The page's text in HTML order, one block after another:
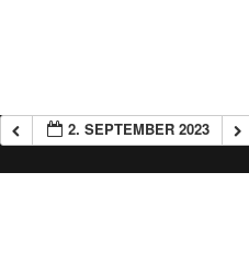
2. SEPTEMBER 2023